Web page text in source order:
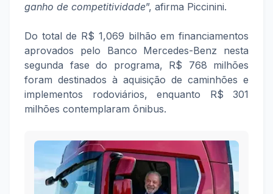
ganho de competitividade”, afirma Piccinini.
Do total de R$ 1,069 bilhão em financiamentos
aprovados pelo Banco Mercedes-Benz nesta
segunda fase do programa, R$ 768 milhões
foram destinados à aquisição de caminhões e
implementos rodoviários, enquanto R$ 301
milhões contemplaram ônibus.